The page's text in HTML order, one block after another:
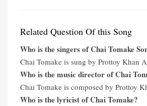
Related Question Of this Song
Who is the singers of Chai Tomake
Chai Tomake is sung by Prottoy Khan
Who is the music director of Chai
Chai Tomake is composed by Prottoy
Who is the lyricist of Chai Tomake?